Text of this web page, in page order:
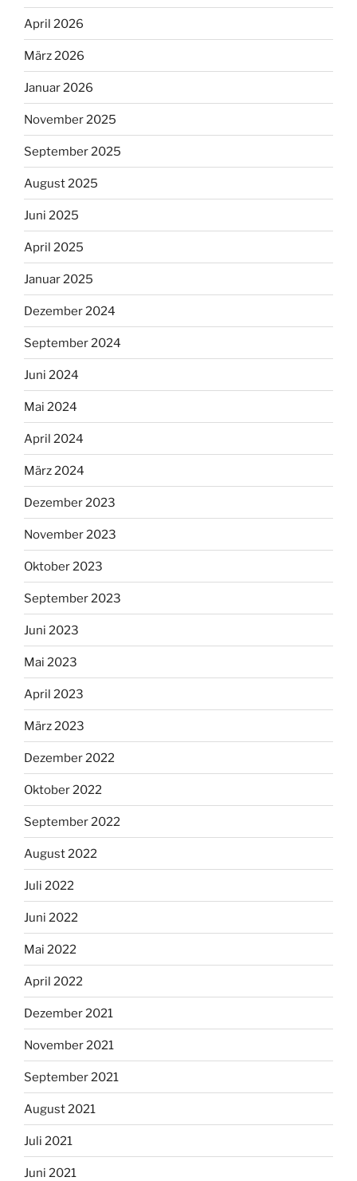
April 2026
März 2026
Januar 2026
November 2025
September 2025
August 2025
Juni 2025
April 2025
Januar 2025
Dezember 2024
September 2024
Juni 2024
Mai 2024
April 2024
März 2024
Dezember 2023
November 2023
Oktober 2023
September 2023
Juni 2023
Mai 2023
April 2023
März 2023
Dezember 2022
Oktober 2022
September 2022
August 2022
Juli 2022
Juni 2022
Mai 2022
April 2022
Dezember 2021
November 2021
September 2021
August 2021
Juli 2021
Juni 2021